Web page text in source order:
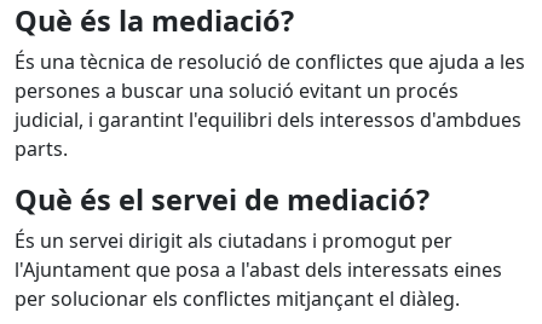
Què és la mediació?
És una tècnica de resolució de conflictes que ajuda a les
persones a buscar una solució evitant un procés
judicial, i garantint l'equilibri dels interessos d'ambdues
parts.
Què és el servei de mediació?
És un servei dirigit als ciutadans i promogut per
l'Ajuntament que posa a l'abast dels interessats eines
per solucionar els conflictes mitjançant el diàleg.